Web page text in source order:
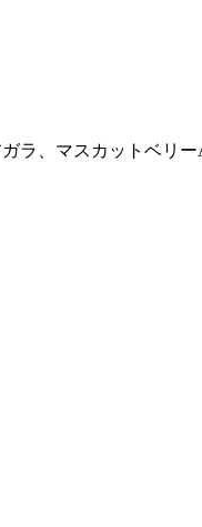
ラ、マスカットベリ